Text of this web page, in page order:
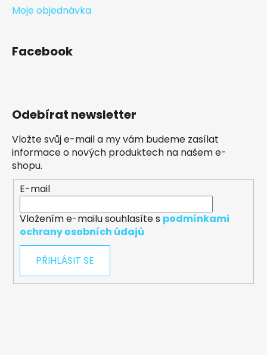
Moje objednávka
Facebook
Odebírat newsletter
Vložte svůj e-mail a my vám budeme zasílat
informace o nových produktech na našem e-
shopu.
E-mail
Vložením e-mailu souhlasíte s podmínkami
ochrany osobních údajů
PŘIHLÁSIT SE